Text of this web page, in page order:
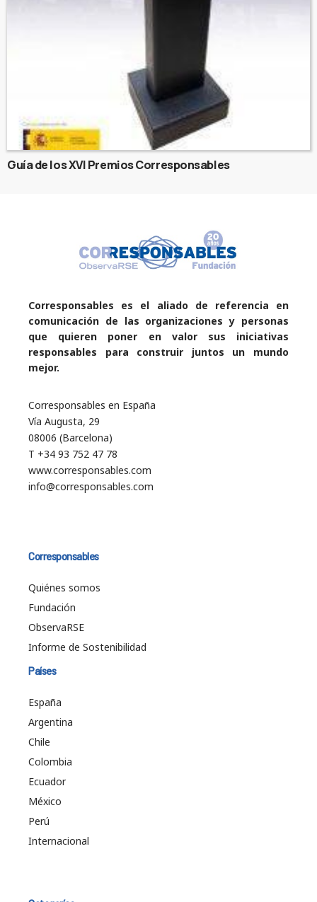
Guía de los XVI Premios Corresponsables
Corresponsables es el aliado de referencia en
comunicación de las organizaciones y personas
que quieren poner en valor sus iniciativas
responsables para construir juntos un mundo
mejor.
Corresponsables en España
Vía Augusta, 29
08006 (Barcelona)
T +34 93 752 47 78
www.corresponsables.com
info@corresponsables.com
Corresponsables
Quiénes somos
Fundación
ObservaRSE
Informe de Sostenibilidad
Países
España
Argentina
Chile
Colombia
Ecuador
México
Perú
Internacional